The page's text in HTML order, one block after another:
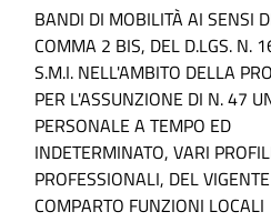
BANDI DI MOBILITÀ AI SENSI
COMMA 2 BIS, DEL D.LGS. N.
S.M.I. NELL'AMBITO DELLA
PER L'ASSUNZIONE DI N. 47
PERSONALE A TEMPO ED
INDETERMINATO, VARI
PROFESSIONALI, DEL
COMPARTO FUNZIONI LOCALI